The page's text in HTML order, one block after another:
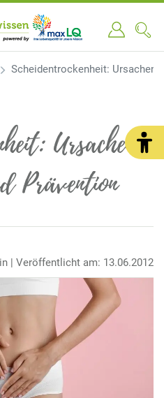
Scheidentrockenheit: Ursachen,
Ursachen,
Prävention
| Veröffentlicht am: 13.06.2012